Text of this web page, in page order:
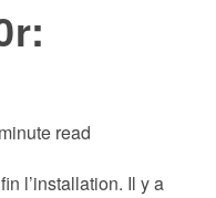
read
l’installation. Il y a